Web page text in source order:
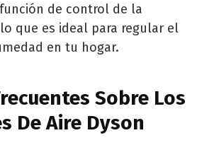
de control de la
que es ideal para regular el
en tu hogar.
Sobre Los
De Aire Dyson